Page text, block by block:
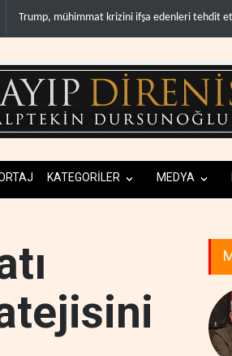
Demokratlar: Trump Batı Şeria'da işgalci
KATEGORİLER MEDYA